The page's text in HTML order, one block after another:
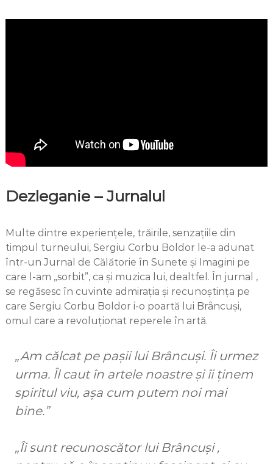
Dezleganie – Jurnalul
Multe dintre experiențele, trăirile, senzațiile din
timpul turneului, Sergiu Corbu Boldor le-a adunat
într-un Jurnal de Călătorie în Sunete și Imagini pe
care l-am „sorbit”, ca și muzica lui, dealtfel. În jurnal ,
se regăsesc în cuvinte admirația și recunoștința pe
care Sergiu Corbu Boldor i-o poartă lui Brâncuși,
omul care a revoluționat reperele în artă.
„Am călcat pe pașii lui Brâncuși. Îi urmez
urma. Îl caut în artele noastre și îi ținem
spiritul viu, așa cum putem noi mai
bine.”
„Îi sunt recunoscător lui Brâncuși ,